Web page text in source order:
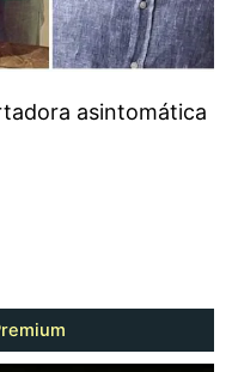
asintomática